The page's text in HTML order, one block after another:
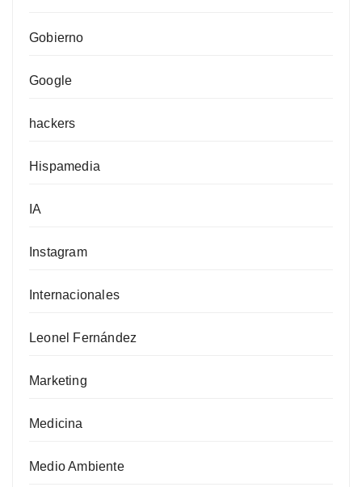
Gobierno
Google
hackers
Hispamedia
IA
Instagram
Internacionales
Leonel Fernández
Marketing
Medicina
Medio Ambiente